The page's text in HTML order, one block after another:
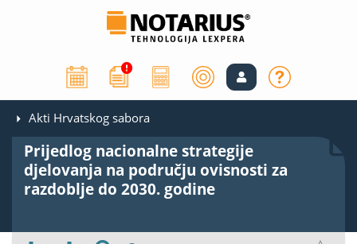
Akti Hrvatskog sabora
Prijedlog nacionalne strategije
djelovanja na području ovisnosti za
razdoblje do 2030. godine